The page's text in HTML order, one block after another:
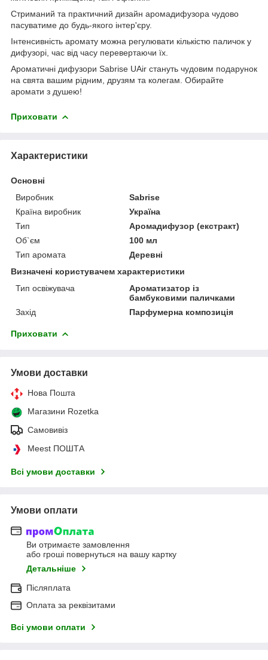
Стриманий та практичний дизайн аромадифузора чудово
пасуватиме до будь-якого інтер'єру.
Інтенсивність аромату можна регулювати кількістю паличок у
дифузорі, час від часу перевертаючи їх.
Ароматичні дифузори Sabrise UАir стануть чудовим подарунок
на свята вашим рідним, друзям та колегам. Обирайте
аромати з душею!
Приховати
Характеристики
Основні
Виробник
Sabrise
Країна виробник
Україна
Тип
Аромадифузор (екстракт)
Об`єм
100 мл
Тип аромата
Деревні
Визначені користувачем характеристики
Тип освіжувача
Ароматизатор із
бамбуковими паличками
Захід
Парфумерна композиція
Приховати
Умови доставки
Нова Пошта
Магазини Rozetka
Самовивіз
Meest ПОШТА
Всі умови доставки
Умови оплати
Ви отримаєте замовлення
або гроші повернуться на вашу картку
Детальніше
Післяплата
Оплата за реквізитами
Всі умови оплати